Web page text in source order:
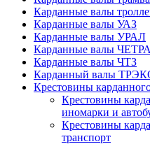
Карданные валы
Карданные валы УАЗ
Карданные валы УРАЛ
Карданные валы ЧЕТРА
Карданные валы ЧТЗ
Карданный валы
Крестовины
Крестовины
иномарки и
Крестовины
транспорт